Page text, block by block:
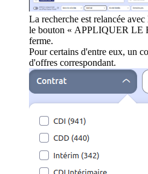
La recherche est relancée
le bouton « APPLIQUER LE
ferme.
Pour certains d'entre eux, un
d'offres correspondant.